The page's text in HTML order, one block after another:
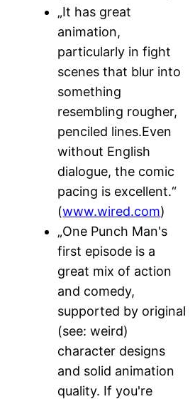
„It has great
animation,
particularly in fight
scenes that blur into
something
resembling rougher,
penciled lines.Even
without English
dialogue, the comic
pacing is excellent.“
(www.wired.com)
„One Punch Man's
first episode is a
great mix of action
and comedy,
supported by original
(see: weird)
character designs
and solid animation
quality. If you're